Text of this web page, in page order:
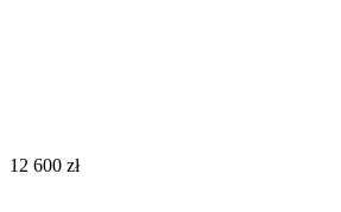
‍12 600‍ zł